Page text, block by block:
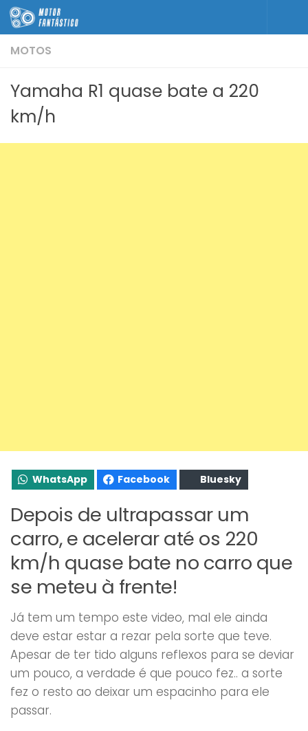
Skip to content
MOTOS
Yamaha R1 quase bate a 220
km/h
WhatsApp Facebook Bluesky
Depois de ultrapassar um
carro, e acelerar até os 220
km/h quase bate no carro que
se meteu à frente!
Já tem um tempo este video, mal ele ainda
deve estar estar a rezar pela sorte que teve.
Apesar de ter tido alguns reflexos para se deviar
um pouco, a verdade é que pouco fez.. a sorte
fez o resto ao deixar um espacinho para ele
passar.